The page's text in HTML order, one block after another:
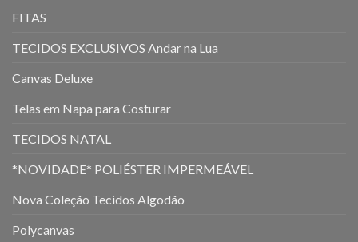
FITAS
TECIDOS EXCLUSIVOS Andar na Lua
Canvas Deluxe
Telas em Napa para Costurar
TECIDOS NATAL
*NOVIDADE* POLIÉSTER IMPERMEÁVEL
Nova Coleção Tecidos Algodão
Polycanvas